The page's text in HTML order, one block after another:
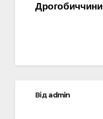
Дрогобиччини
Відadmin